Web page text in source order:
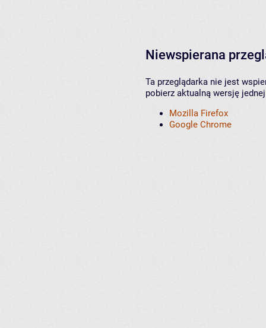
Niewspierana
Ta przeglądarka nie jest
pobierz aktualną wersję
Mozilla Firefox
Google Chrome